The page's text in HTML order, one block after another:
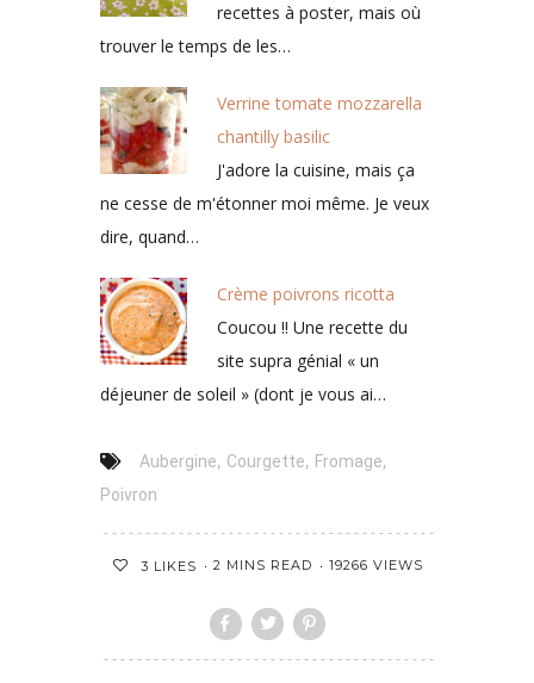
recettes à poster, mais où
trouver le temps de les…
Verrine tomate mozzarella
chantilly basilic
J'adore la cuisine, mais ça
ne cesse de m'étonner moi même. Je veux
dire, quand…
Crème poivrons ricotta
Coucou !! Une recette du
site supra génial « un
déjeuner de soleil » (dont je vous ai…
Aubergine, Courgette, Fromage,
Poivron
3 LIKES 2 MINS READ 19266 VIEWS